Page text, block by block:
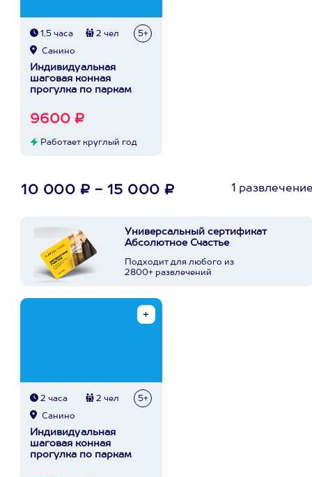
1,5 часа 2 чел 5+
Санино
Индивидуальная
шаговая конная
прогулка по паркам
9600 ₽
Работает круглый год
10 000 ₽ - 15 000 ₽ 1
Универсальный сертификат
Абсолютное Счастье
Подходит для любого из
2800+ развлечений
2 часа 2 чел 5+
Санино
Индивидуальная
шаговая конная
прогулка по паркам